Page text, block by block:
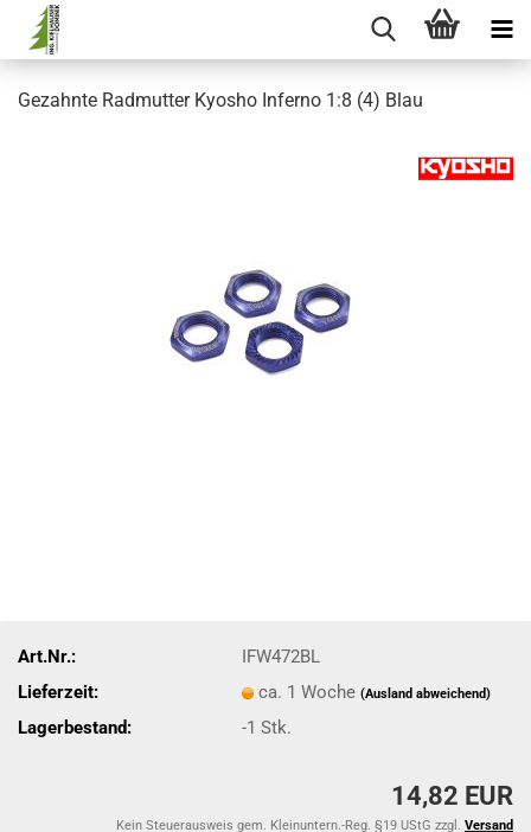
Gezahnte Radmutter Kyosho Inferno 1:8 (4) Blau
Art.Nr.:
IFW472BL
Lieferzeit:
ca. 1 Woche(Ausland abweichend)
Lagerbestand: -1Stk.
14,82 EUR
Kein Steuerausweis gem. Kleinuntern.-Reg. §19 UStG zzgl. Versand